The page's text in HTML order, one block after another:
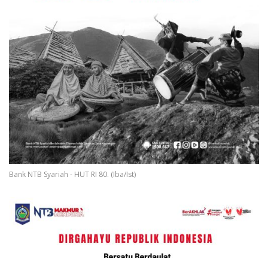
Bank NTB Syariah - HUT RI 80. (Iba/Ist)